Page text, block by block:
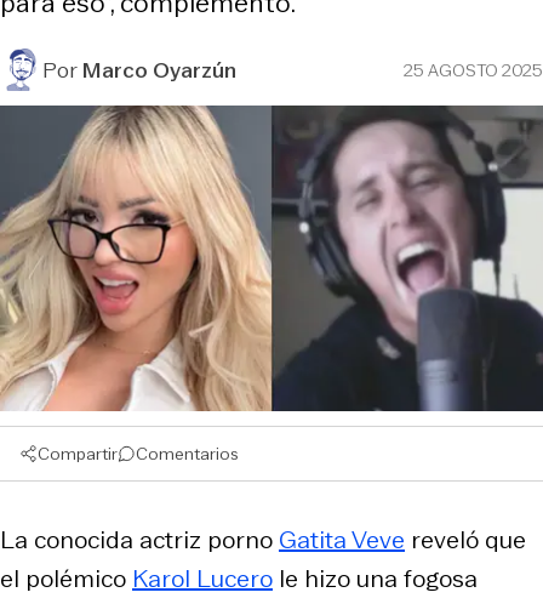
PorMarco Oyarzún 25 AGOSTO 2025
Compartir Comentarios
La conocida actriz porno Gatita Veve reveló que
el polémico Karol Lucero le hizo una fogosa